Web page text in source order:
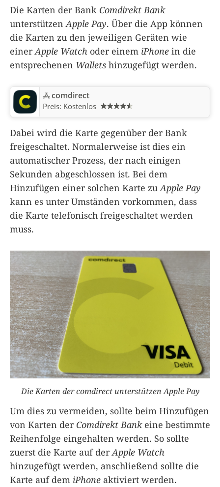
Die Karten der Bank Comdirekt Bank
unterstützen Apple Pay. Über die App können
die Karten zu den jeweiligen Geräten wie
einerApple Watch oder einem iPhone in die
entsprechenen Wallets hinzugefügt werden.
comdirect
Preis: Kostenlos
Dabei wird die Karte gegenüber der Bank
freigeschaltet. Normalerweise ist dies ein
automatischer Prozess, der nach einigen
Sekunden abgeschlossen ist. Bei dem
Hinzufügen einer solchen Karte zu Apple Pay
kann es unter Umständen vorkommen, dass
die Karte telefonisch freigeschaltet werden
muss.
Die Karten der comdirect unterstützen Apple Pay
Um dies zu vermeiden, sollte beim Hinzufügen
von Karten der Comdirekt Bankeine bestimmte
Reihenfolge eingehalten werden. So sollte
zuerst die Karte auf derApple Watch
hinzugefügt werden, anschließend sollte die
Karte auf dem iPhone aktiviert werden.